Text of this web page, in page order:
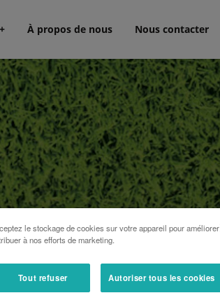
À propos de nous Nous contacter
le stockage de cookies sur votre appareil pour améliorer
à nos efforts de marketing.
Tout refuser Autoriser tous les cookies